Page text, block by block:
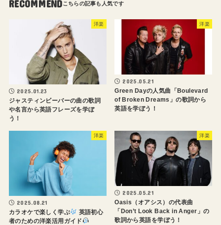
RECOMMEND
洋楽
2025.01.23
ジャスティンビーバーの曲の歌詞
や名言から英語フレーズを学ぼ
う！
洋楽
2025.05.21
Green Dayの人気曲「Boulevard
of Broken Dreams」の歌詞から
英語を学ぼう！
洋楽
2025.08.21
カラオケで楽しく学ぶ
英語初心
者のための洋楽活用ガイド
洋楽
2025.05.21
Oasis（オアシス）の代表曲
「Don’t Look Back in Anger」の
歌詞から英語を学ぼう！